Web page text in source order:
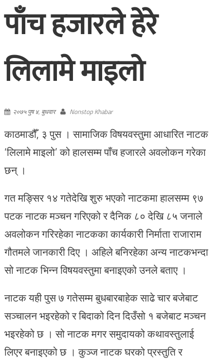
पाँच हजारले हेरे
लिलामे माइलो
२०७५ पुष ४, बुधवार Nonstop Khabar
काठमाडौँ, ३ पुस । सामाजिक विषयवस्तुमा आधारित नाटक
‘लिलामे माइलो’ को हालसम्म पाँच हजारले अवलोकन गरेका
छन् ।
गत मङ्सिर १४ गतेदेखि शुरु भएको नाटकमा हालसम्म ९७
पटक नाटक मञ्चन गरिएको र दैनिक ८० देखि ८५ जनाले
अवलोकन गरिरहेका नाटकका कार्यकारी निर्माता राजाराम
गौतमले जानकारी दिए । अहिले बनिरहेका अन्य नाटकभन्दा
सो नाटक भिन्न विषयवस्तुमा बनाइएको उनले बताए ।
नाटक यही पुस ७ गतेसम्म बुधबारबाहेक साढे चार बजेबाट
सञ्चालन भइरहेको र बिदाको दिन दिउँसो १ बजेबाट मञ्चन
भइरहेको छ । सो नाटक मगर समुदायको कथावस्तुलाई
लिएर बनाइएको छ । कुञ्ज नाटक घरको प्रस्तुति र